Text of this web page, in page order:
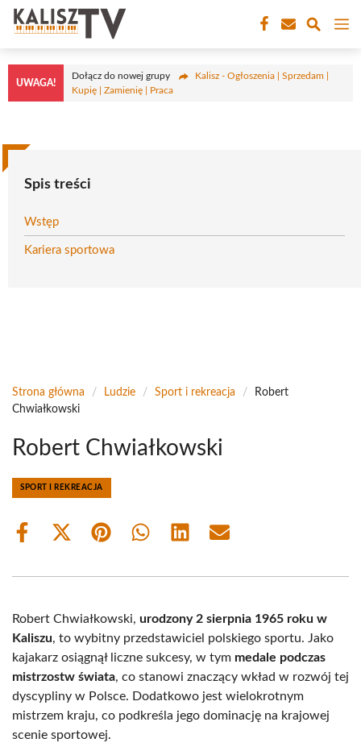
Przejdź
treści
UWAGA!
Dołącz do nowej grupy
Kalisz - Ogłoszenia | Sprzedam |
Kupię | Zamienię | Praca
Spis treści
Wstęp
Kariera sportowa
Strona główna / Ludzie / Sport i rekreacja /
Robert
Chwiałkowski
Robert Chwiałkowski
SPORT I REKREACJA
Share
Share
(Twitter)
Share Share Share Share
Robert Chwiałkowski, urodzony 2 sierpnia 1965 roku w
Kaliszu, to wybitny przedstawiciel polskiego sportu. Jako
kajakarz osiągnął liczne sukcesy, w tym medale podczas
mistrzostw świata, co stanowi znaczący wkład w rozwój tej
dyscypliny w Polsce. Dodatkowo jest wielokrotnym
mistrzem kraju, co podkreśla jego dominację na krajowej
scenie sportowej.